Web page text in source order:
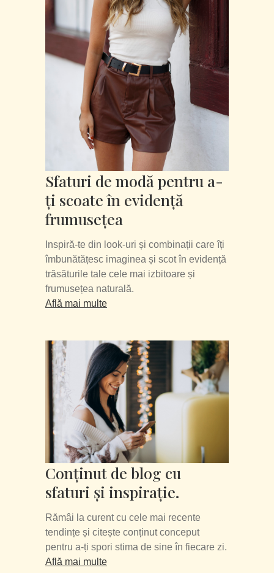
Sfaturi de modă pentru a-
ți scoate în evidență
frumusețea
Inspiră-te din look-uri și combinații care îți
îmbunătățesc imaginea și scot în evidență
trăsăturile tale cele mai izbitoare și
frumusețea naturală.
Află mai multe
Conținut de blog cu
sfaturi și inspirație.
Rămâi la curent cu cele mai recente
tendințe și citește conținut conceput
pentru a-ți spori stima de sine în fiecare zi.
Află mai multe